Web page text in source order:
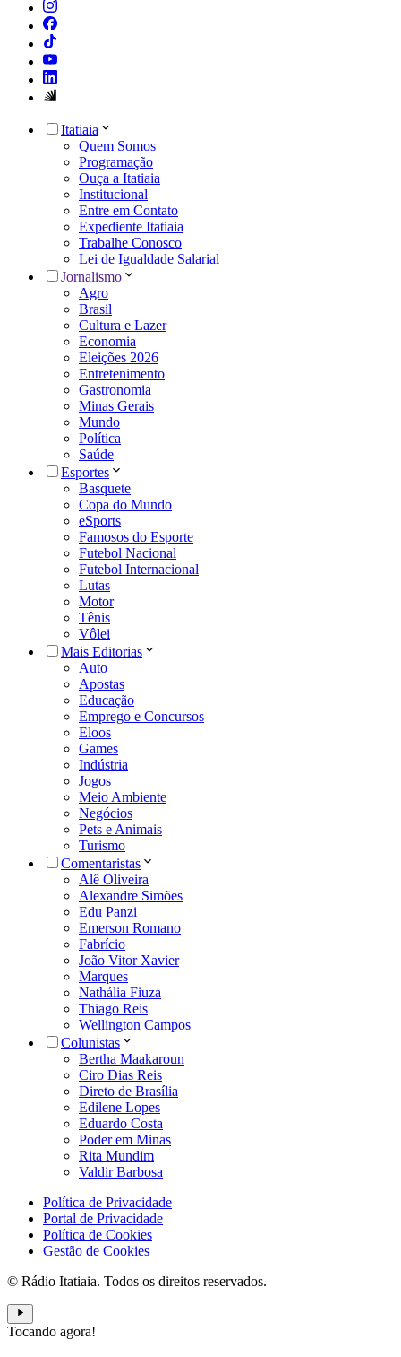
Itatiaia
Quem Somos
Programação
Ouça a Itatiaia
Institucional
Entre em Contato
Expediente Itatiaia
Trabalhe Conosco
Lei de Igualdade Salarial
Jornalismo
Agro
Brasil
Cultura e Lazer
Economia
Eleições 2026
Entretenimento
Gastronomia
Minas Gerais
Mundo
Política
Saúde
Esportes
Basquete
Copa do Mundo
eSports
Famosos do Esporte
Futebol Nacional
Futebol Internacional
Lutas
Motor
Tênis
Vôlei
Mais Editorias
Auto
Apostas
Educação
Emprego e Concursos
Eloos
Games
Indústria
Jogos
Meio Ambiente
Negócios
Pets e Animais
Turismo
Comentaristas
Alê Oliveira
Alexandre Simões
Edu Panzi
Emerson Romano
Fabrício
João Vitor Xavier
Marques
Nathália Fiuza
Thiago Reis
Wellington Campos
Colunistas
Bertha Maakaroun
Ciro Dias Reis
Direto de Brasília
Edilene Lopes
Eduardo Costa
Poder em Minas
Rita Mundim
Valdir Barbosa
Política de Privacidade
Portal de Privacidade
Política de Cookies
Gestão de Cookies
© Rádio Itatiaia. Todos os direitos reservados.
Tocando agora!